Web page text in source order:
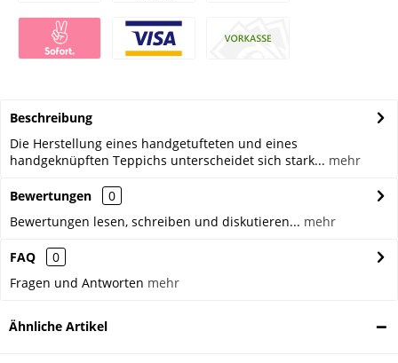
Beschreibung
Die Herstellung eines handgetufteten und eines
handgeknüpften Teppichs unterscheidet sich stark... mehr
Bewertungen
0
Bewertungen lesen, schreiben und diskutieren... mehr
FAQ
0
Fragen und Antworten mehr
Ähnliche Artikel